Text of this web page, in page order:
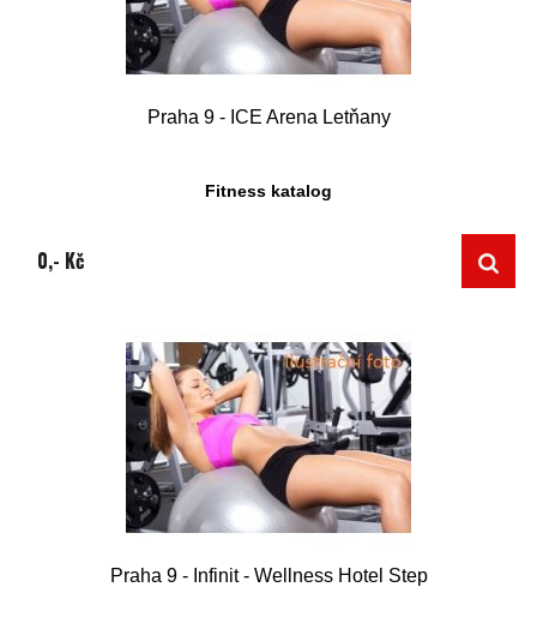
Praha 9 - ICE Arena Letňany
Fitness katalog
0,- Kč
Praha 9 - Infinit - Wellness Hotel Step